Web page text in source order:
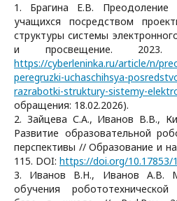
1. Брагина Е.В. Преодоление
учащихся посредством
структуры системы
и просвещение.
https://cyberleninka.ru/article/n/
peregruzki-uchaschihsya-
razrabotki-struktury-sistemy-
обращения: 18.02.2026).
2. Зайцева С.А., Иванов В.В.,
Развитие образовательной
перспективы // Образование и
115. DOI: https://doi.org/10.17853/
3. Иванов В.Н., Иванов А.В.
обучения робототехнической